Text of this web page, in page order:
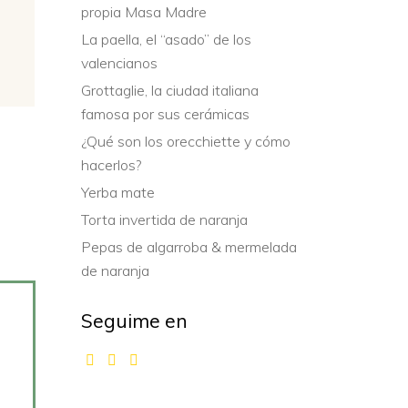
propia Masa Madre
La paella, el “asado” de los
valencianos
Grottaglie, la ciudad italiana
famosa por sus cerámicas
¿Qué son los orecchiette y cómo
hacerlos?
Yerba mate
Torta invertida de naranja
Pepas de algarroba & mermelada
de naranja
Seguime en